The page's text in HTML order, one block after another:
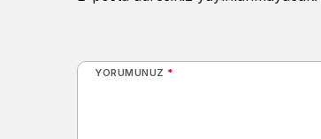
YORUMUNUZ *